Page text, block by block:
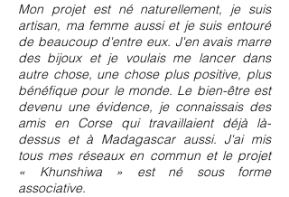
Mon projet est né naturellement, je suis
artisan, ma femme aussi et je suis entouré
de beaucoup d'entre eux. J'en avais marre
des bijoux et je voulais me lancer dans
autre chose, une chose plus positive, plus
bénéfique pour le monde. Le bien-être est
devenu une évidence, je connaissais des
amis en Corse qui travaillaient déjà là-
dessus et à Madagascar aussi. J'ai mis
tous mes réseaux en commun et le projet
« Khunshiwa » est né sous forme
associative.